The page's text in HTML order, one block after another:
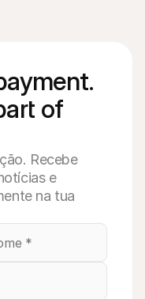
of
Recebe
e
na tua